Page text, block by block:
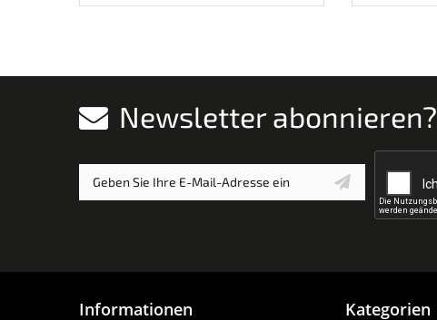
Newsletter abonnieren?
Informationen Kategorien